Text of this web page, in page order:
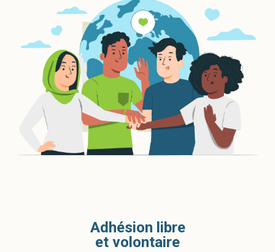
Adhésion libre
et volontaire